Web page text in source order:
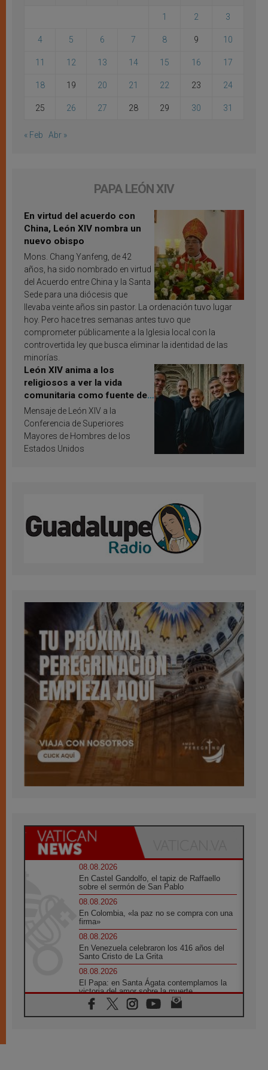
1 2 3
4 5 6 7 8 9 10
11 12 13 14 15 16 17
18 19 20 21 22 23 24
25 26 27 28 29 30 31
« Feb Abr »
PAPA LEÓN XIV
En virtud del acuerdo con
China, León XIV nombra un
nuevo obispo
Mons. Chang Yanfeng, de 42
años, ha sido nombrado en virtud
del Acuerdo entre China y la Santa
Sede para una diócesis que
llevaba veinte años sin pastor. La ordenación tuvo lugar
hoy. Pero hace tres semanas antes tuvo que
comprometer públicamente a la Iglesia local con la
controvertida ley que busca eliminar la identidad de las
minorías.
León XIV anima a los
religiosos a ver la vida
comunitaria como fuente de
inspiración y santificación
Mensaje de León XIV a la
Conferencia de Superiores
Mayores de Hombres de los
Estados Unidos
08.08.2026
En Castel Gandolfo, el tapiz de Raffaello
sobre el sermón de San Pablo
08.08.2026
En Colombia, «la paz no se compra con una
firma»
08.08.2026
En Venezuela celebraron los 416 años del
Santo Cristo de La Grita
08.08.2026
El Papa: en Santa Ágata contemplamos la
victoria del amor sobre la muerte
08.08.2026
León XIV visitará el Santuario de la Madre